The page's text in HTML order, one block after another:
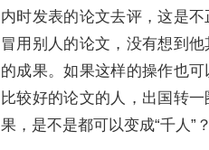
内时发表的论文去评，这是
冒用别人的论文，没有想到
的成果。如果这样的操作也
比较好的论文的人，出国转
果，是不是都可以变成“千人”？